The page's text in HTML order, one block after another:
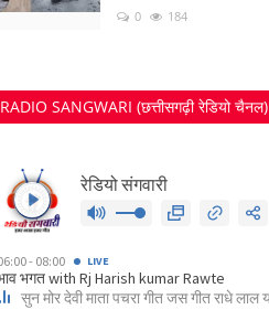
0 184
RADIO SANGWARI (छत्तीसगढ़ी रेडियो चैनल)